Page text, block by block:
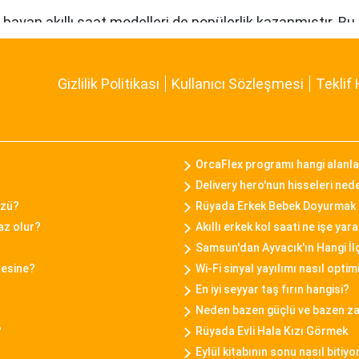
akıllı saat modelleri de popülerlik kazanmıştır.
çağrı bildirimleri, müzik kontrolü gibi fonksiyonları
tarzına uygun bir seçenek sunar.
ile tanınan bir markadır. Casio bayan saat modelleri,
uygun seçenekler sunar.
başarıyla birleştiren bayan saat modelleriyle
öne çıkar.
Gizlilik Politikası Kullanıcı Sözleşmesi Teklif
OrcaFlex programı hangi
Delivery hero'nun hisseleri
Rüyada Erkek Bebek Doyurmak
olur?
Akıllı erkek kol saati ne işe
Samsun'dan Ayvacık'ın Hangi
Wi-Fi sinyal yayılımı nasıl
En iyi seyyar taş fırın hangisi?
Neden bazen güçlü ve bazen
Rüyada Evli Hala Kızı Görmek
Eylül kitabının sonu nasıl